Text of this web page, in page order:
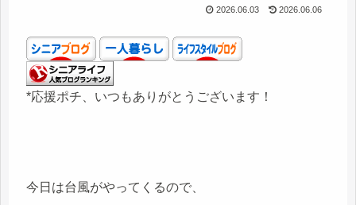
2026.06.03 2026.06.06
*応援ポチ、いつもありがとうございます！
今日は台風がやってくるので、